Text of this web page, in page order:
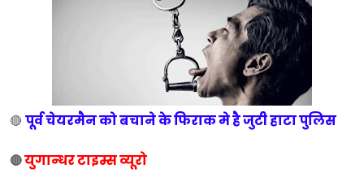
🔴 पूर्व चेयरमैन को बचाने के फिराक मे है जुटी हाटा पुलिस
🔴युगान्धर टाइम्स व्यूरो